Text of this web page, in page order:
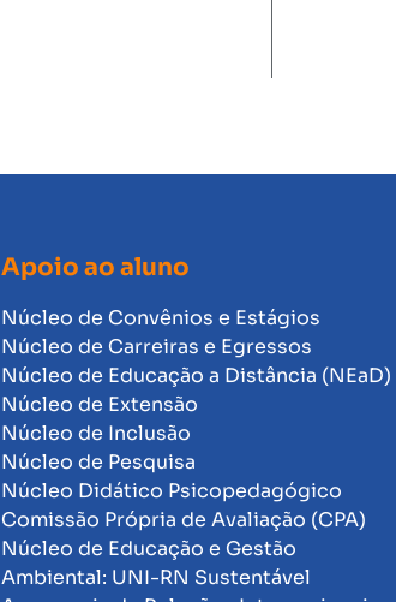
Apoio ao aluno
Núcleo de Convênios e Estágios
Núcleo de Carreiras e Egressos
Núcleo de Educação a Distância (NEaD)
Núcleo de Extensão
Núcleo de Inclusão
Núcleo de Pesquisa
Núcleo Didático Psicopedagógico
Comissão Própria de Avaliação (CPA)
Núcleo de Educação e Gestão
Ambiental: UNI-RN Sustentável